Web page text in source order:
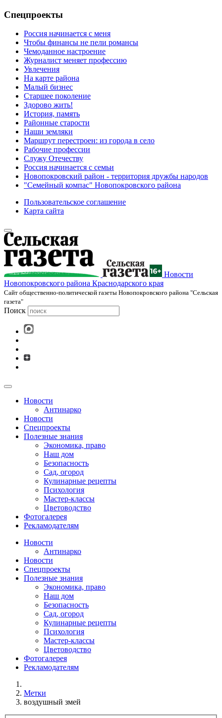
Спецпроекты
Россия начинается с меня
Чтобы финансы не пели романсы
Чемоданное настроение
Журналист меняет профессию
Увлечения
На карте района
Малый бизнес
Старшее поколение
Здорово жить!
История, память
Районные старости
Наши земляки
Маршрут перестроен: из города в село
Рабочие профессии
Служу Отечеству
Россия начинается с семьи
Новопокровский район - территория дружбы народов
"Семейный компас" Новопокровского района
Пользовательское соглашение
Карта сайта
Новости
Новопокровского района Краснодарского края
Cайт общественно-политической газеты Новопокровского района "Сельская
газета"
Поиск
Новости
Антинарко
Новости
Спецпроекты
Полезные знания
Экономика, право
Наш дом
Безопасность
Сад, огород
Кулинарные рецепты
Психология
Мастер-классы
Цветоводство
Фотогалерея
Рекламодателям
Новости
Антинарко
Новости
Спецпроекты
Полезные знания
Экономика, право
Наш дом
Безопасность
Сад, огород
Кулинарные рецепты
Психология
Мастер-классы
Цветоводство
Фотогалерея
Рекламодателям
Метки
воздушный змей